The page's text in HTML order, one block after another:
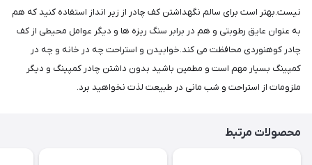
نیست.بهتر است برای سالم نگهداشتن کف چادر از زیر انداز استفاده کنید که هم
به عنوان عایق رطوبتی و هم در برابر سنگ ریزه ها و دیگر عوامل محیطی از کف
چادر کوهنوردی محافظت می کند.خوابیدن و استراحت چه در خانه و چه در
کمپینگ بسیار مهم است و مطمین باشید بدون داشتن چادر کمپینگ و دیگر
ملزومات از استراحت و شب مانی در طبیعت لذت نخواهید برد.
محصولات مرتبط